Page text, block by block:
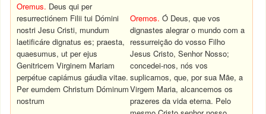
Oremus. Deus qui per
resurrectiónem Filii tui Dómini
nostri Jesu Cristi, mundum
laetificáre dignatus es; praesta,
quaesumus, ut per ejus
Genitricem Virginem Mariam
perpétue capiámus gáudia vitae.
Per eumdem Christum Dóminum
nostrum
Oremos. Ó Deus, que vos
dignastes alegrar o mundo com a
ressurreição do vosso Filho
Jesus Cristo, Senhor Nosso;
concedei-nos, nós vos
suplicamos, que, por sua Mãe, a
Virgem Maria, alcancemos os
prazeres da vida eterna. Pelo